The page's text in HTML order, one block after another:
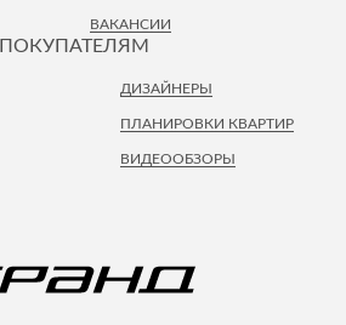
ПОКУПАТЕЛЯМ
ПЛАНИРОВКИ КВАРТИР
ВИДЕООБЗОРЫ
ДИЗАЙНЕРЫ
ВАКАНСИИ